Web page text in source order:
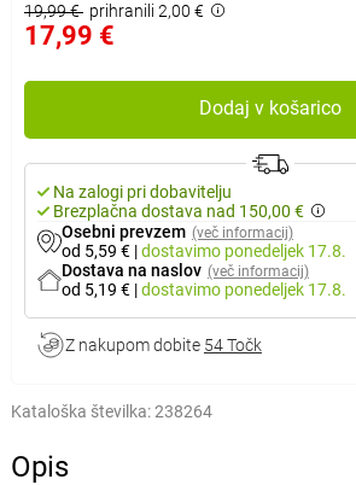
19,99 € prihranili 2,00 €
17,99 €
Dodaj v košarico
Na zalogi pri dobavitelju
Brezplačna dostava nad 150,00 €
Osebni prevzem (več informacij)
od 5,59 € |dostavimo ponedeljek 17.8.
Dostava na naslov (več informacij)
od 5,19 € |dostavimo ponedeljek 17.8.
Z nakupom dobite 54 Točk
Kataloška številka:238264
Opis